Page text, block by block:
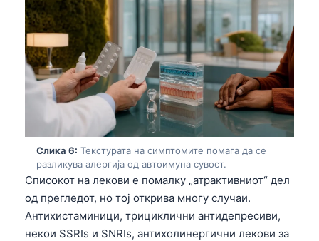
Слика 6: Текстурата на симптомите помага да се
разликува алергија од автоимуна сувост.
Списокот на лекови е помалку „атрактивниот“ дел
од прегледот, но тој открива многу случаи.
Антихистаминици, трициклични антидепресиви,
некои SSRIs и SNRIs, антихолинергични лекови за
አማርኛ
Українська
O‘zbekcha
Català
Қазақ тілі
Suomi
Hrvatski
Slovenčina